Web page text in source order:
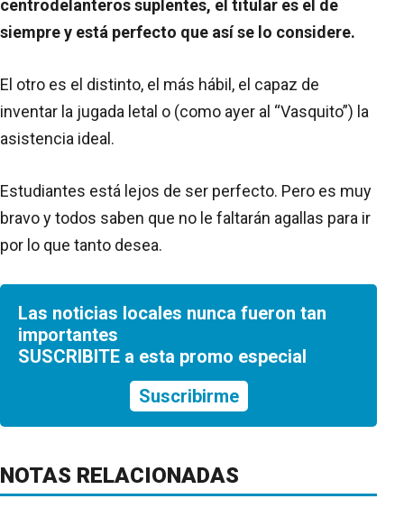
centrodelanteros suplentes, el titular es el de
siempre y está perfecto que así se lo considere.
El otro es el distinto, el más hábil, el capaz de
inventar la jugada letal o (como ayer al “Vasquito”) la
asistencia ideal.
Estudiantes está lejos de ser perfecto. Pero es muy
bravo y todos saben que no le faltarán agallas para ir
por lo que tanto desea.
Las noticias locales nunca fueron tan
importantes
SUSCRIBITE a esta promo especial
Suscribirme
NOTAS RELACIONADAS